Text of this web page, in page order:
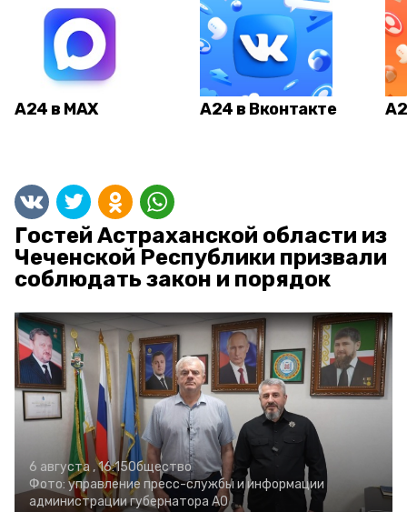
А24 в MAX А24 в Вконтакте
Гостей Астраханской области из
Чеченской Республики призвали
соблюдать закон и порядок
6 августа , 16:15Общество
Фото: управление пресс-службы и информации
администрации губернатора АО